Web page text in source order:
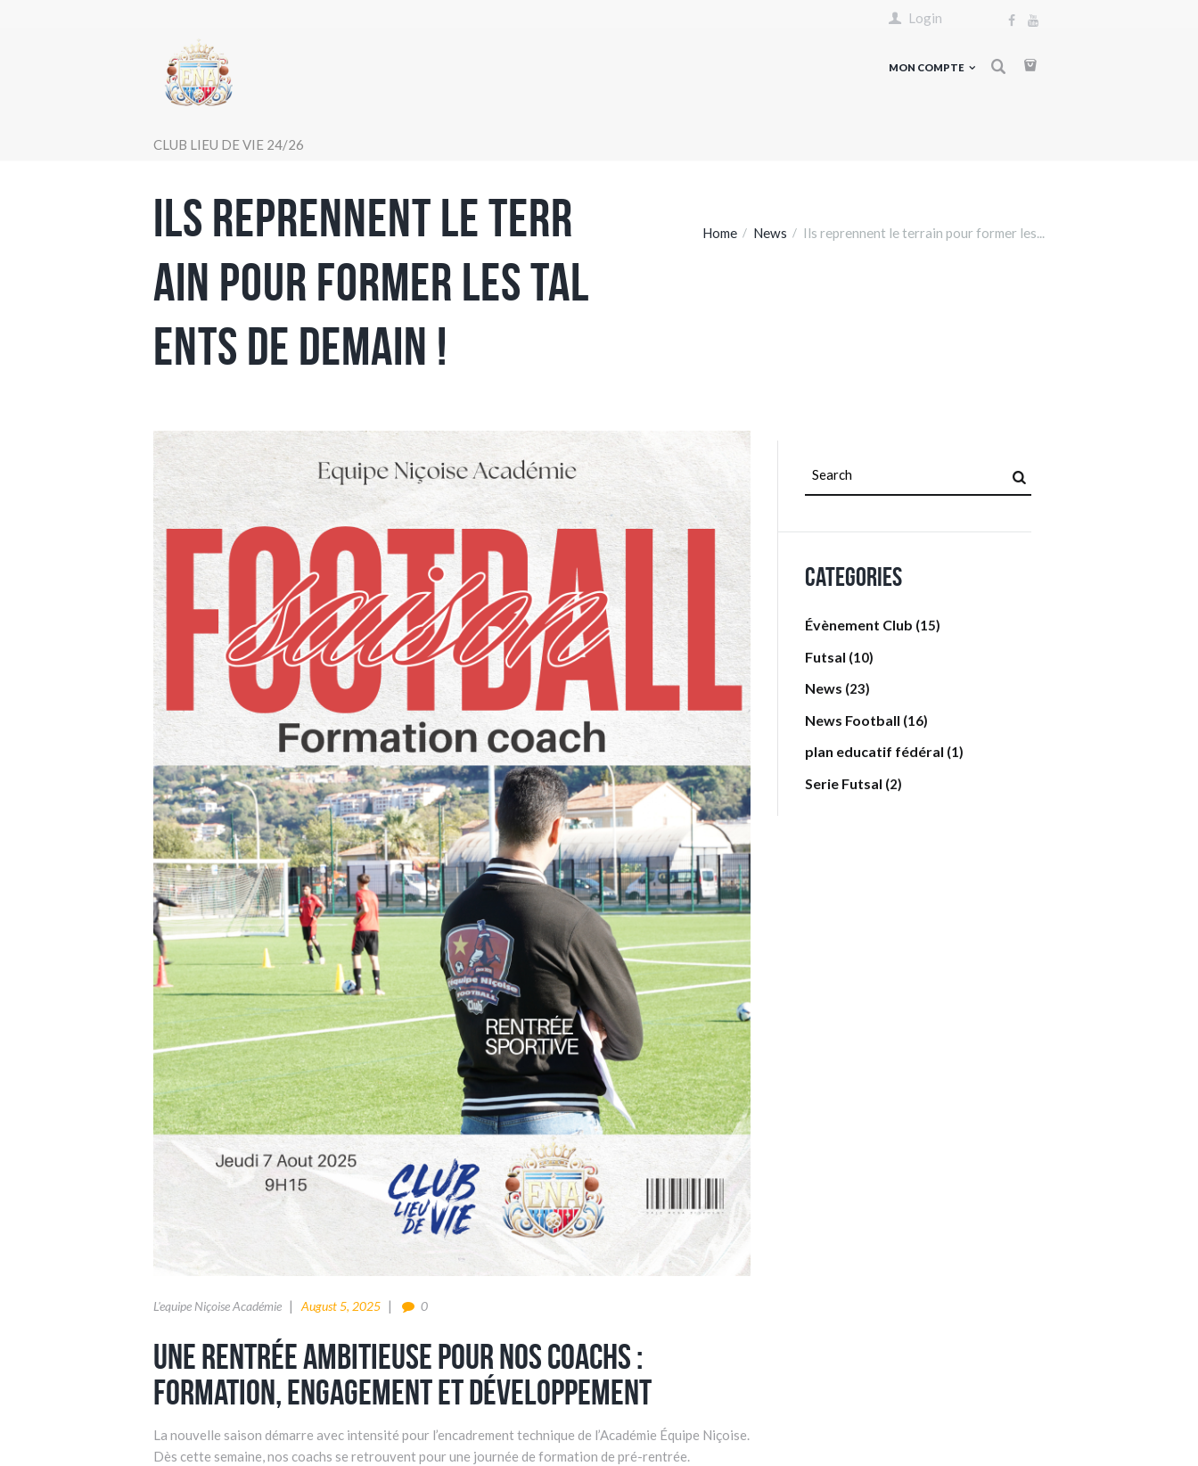
Login
CLUB LIEU DE VIE 24/26
MON COMPTE
Ils reprennent le terr
ain pour former les tal
ents de demain !
Home News Ils reprennent le terrain pour former les...
L'equipe Niçoise Académie August 5, 2025 0
Une rentrée ambitieuse pour nos coachs :
formation, engagement et développement
La nouvelle saison démarre avec intensité pour l’encadrement technique de l’Académie Équipe Niçoise.
Dès cette semaine, nos coachs se retrouvent pour une journée de formation de pré-rentrée.
Categories
Évènement Club (15)
Futsal (10)
News (23)
News Football (16)
plan educatif fédéral (1)
Serie Futsal (2)